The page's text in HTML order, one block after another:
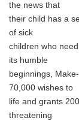
the news that
their child has a
of sick
children who
its humble
beginnings,
70,000 wishes to
life and grants
threatening